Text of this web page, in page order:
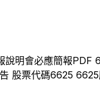
說明會必應簡報PDF
股票代碼6625 6625